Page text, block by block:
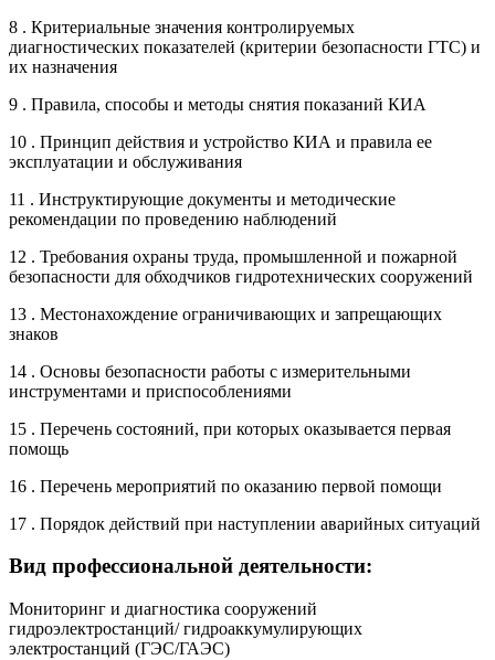
8 . Критериальные значения контролируемых
диагностических показателей (критерии безопасности ГТС) и
их назначения
9 . Правила, способы и методы снятия показаний КИА
10 . Принцип действия и устройство КИА и правила ее
эксплуатации и обслуживания
11 . Инструктирующие документы и методические
рекомендации по проведению наблюдений
12 . Требования охраны труда, промышленной и пожарной
безопасности для обходчиков гидротехнических сооружений
13 . Местонахождение ограничивающих и запрещающих
знаков
14 . Основы безопасности работы с измерительными
инструментами и приспособлениями
15 . Перечень состояний, при которых оказывается первая
помощь
16 . Перечень мероприятий по оказанию первой помощи
17 . Порядок действий при наступлении аварийных ситуаций
Вид профессиональной деятельности:
Мониторинг и диагностика сооружений
гидроэлектростанций/ гидроаккумулирующих
электростанций (ГЭС/ГАЭС)